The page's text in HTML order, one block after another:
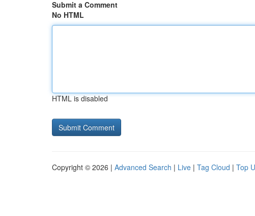
Submit a Comment
No HTML
HTML is disabled
Copyright © 2026 | Advanced Search | Live | Tag Cloud | Top